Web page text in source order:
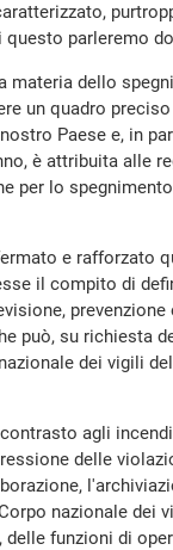
questo parleremo
materia dello
un quadro
Paese e, in
è attribuita alle
per lo
e rafforzato
il compito di
prevenzione
può, su richiesta
dei vigili
agli
delle
nazionale dei
funzioni di